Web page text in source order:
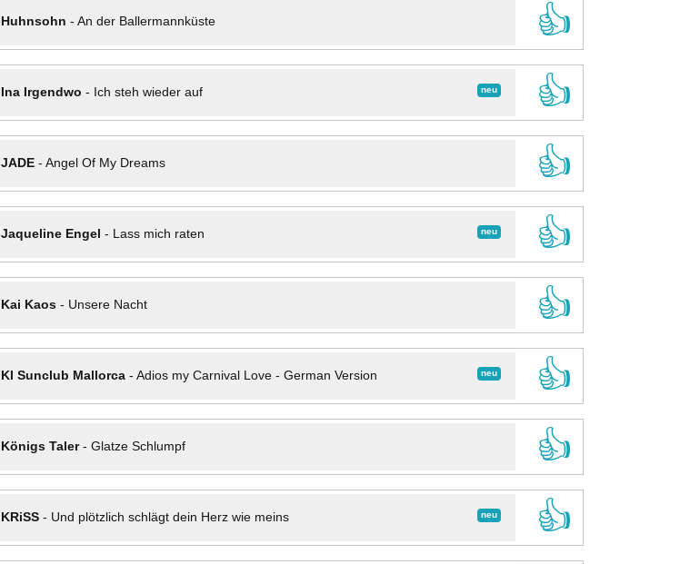
Huhnsohn - An der Ballermannküste
👍
neu
Ina Irgendwo - Ich steh wieder auf
👍
JADE- Angel Of My Dreams
👍
neu
Jaqueline Engel - Lass mich raten
👍
Kai Kaos- Unsere Nacht
👍
neu
KI Sunclub Mallorca- Adios my Carnival Love - German Version
👍
Königs Taler- Glatze Schlumpf
👍
neu
KRiSS- Und plötzlich schlägt dein Herz wie meins
👍